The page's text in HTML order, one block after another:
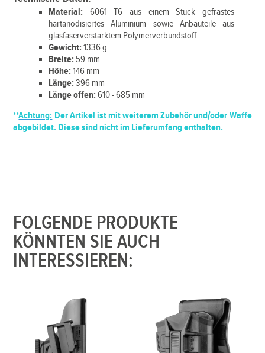
Material: 6061 T6 aus einem Stück gefrästes
hartanodisiertes Aluminium sowie Anbauteile aus
glasfaserverstärktem Polymerverbundstoff
Gewicht:1336 g
Breite: 59 mm
Höhe: 146 mm
Länge: 396 mm
Länge offen: 610 - 685 mm
**Achtung: Der Artikel ist mit weiterem Zubehör und/oder Waffe
abgebildet. Diese sindnichtim Lieferumfang enthalten.
FOLGENDE PRODUKTE
KÖNNTEN SIE AUCH
INTERESSIEREN: